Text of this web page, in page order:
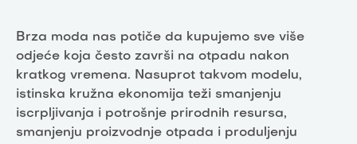
Brza moda nas potiče da kupujemo sve više
odjeće koja često završi na otpadu nakon
kratkog vremena. Nasuprot takvom modelu,
istinska kružna ekonomija teži smanjenju
iscrpljivanja i potrošnje prirodnih resursa,
smanjenju proizvodnje otpada i produljenju